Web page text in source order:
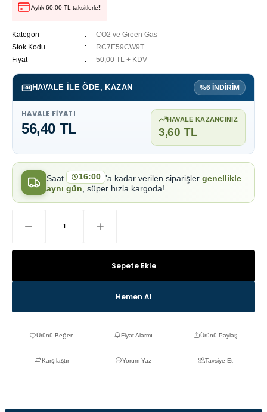
Aylık 60,00 TL taksitlerle!!
Kategori
CO2 ve Green Gas
Stok Kodu
RC7E59CW9T
Fiyat
50,00 TL + KDV
HAVALE ILE ÖDE, KAZAN %6 İNDİRİM
HAVALE FIYATI
56,40 TL
HAVALE KAZANCINIZ
3,60 TL
Saat 16:00 'a kadar verilen siparişler genellikle
aynı gün, süper hızla kargoda!
Sepete Ekle
Hemen Al
Fiyat Alarmı Ürünü Paylaş
Karşılaştır Yorum Yaz Tavsiye Et